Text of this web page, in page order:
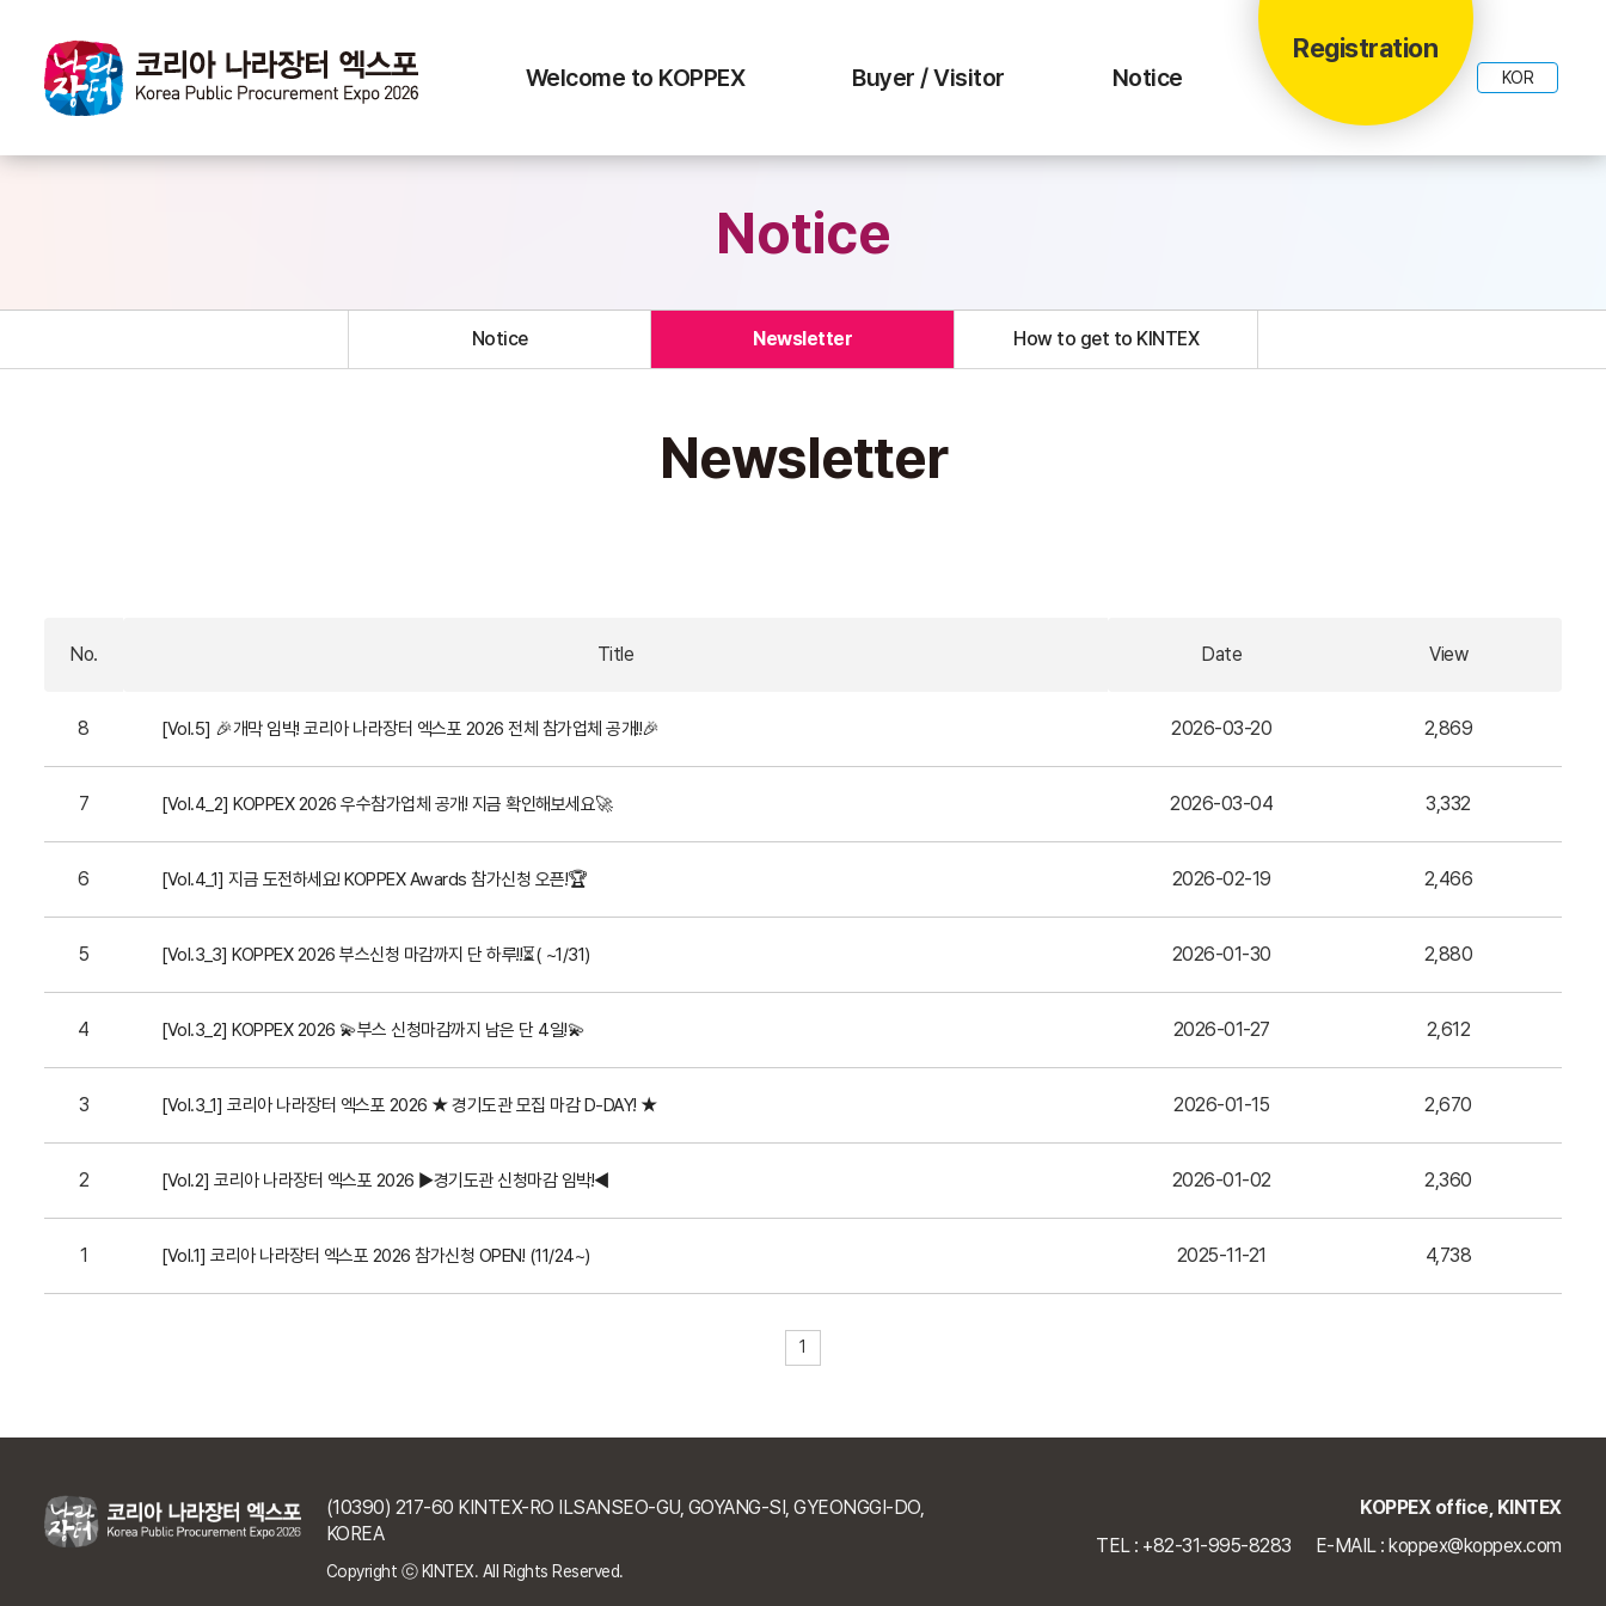
Welcome to KOPPEX Buyer / Visitor Notice
Registration
KOR
Notice
Notice Newsletter How to get to KINTEX
Newsletter
No. Title Date View
8 [Vol.5] 🎉개막 임박! 코리아 나라장터 엑스포 2026 전체 참가업체 공개!!🎉 2026-03-20 2,869
7 [Vol.4_2] KOPPEX 2026 우수참가업체 공개! 지금 확인해보세요🚀 2026-03-04 3,332
6 [Vol.4_1] 지금 도전하세요! KOPPEX Awards 참가신청 오픈!🏆 2026-02-19 2,466
5 [Vol.3_3] KOPPEX 2026 부스신청 마감까지 단 하루!!⏳( ~1/31) 2026-01-30 2,880
4 [Vol.3_2] KOPPEX 2026 💫부스 신청마감까지 남은 단 4일!💫 2026-01-27 2,612
3 [Vol.3_1] 코리아 나라장터 엑스포 2026 ★ 경기도관 모집 마감 D-DAY! ★ 2026-01-15 2,670
2 [Vol.2] 코리아 나라장터 엑스포 2026 ▶경기도관 신청마감 임박!◀ 2026-01-02 2,360
1 [Vol.1] 코리아 나라장터 엑스포 2026 참가신청 OPEN! (11/24~) 2025-11-21 4,738
1
(10390) 217-60 KINTEX-RO ILSANSEO-GU, GOYANG-SI, GYEONGGI-DO,
KOREA
Copyright ⓒ KINTEX. All Rights Reserved.
KOPPEX office, KINTEX
TEL : +82-31-995-8283
E-MAIL : koppex@koppex.com